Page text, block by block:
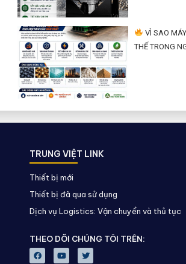
VÌ SAO
THẾ TRONG
TRUNG VIỆT LINK
Thiết bị mới
Thiết bị đã qua sử dụng
Dịch vụ Logistics: Vận chuyển và thủ tục
THEO DÕI CHÚNG TÔI TRÊN: